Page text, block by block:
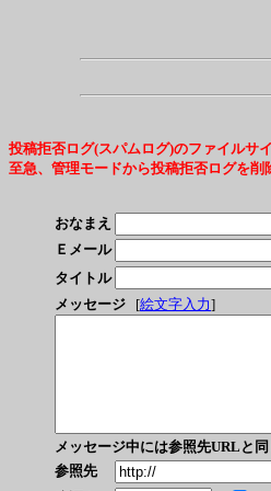
投稿拒否ログ(スパムログ)のファイルサ
至急、管理モードから投稿拒否ログを削
おなまえ
Ｅメール
タイトル
メッセージ
[絵文字入力]
メッセージ中には参照先URLと
参照先